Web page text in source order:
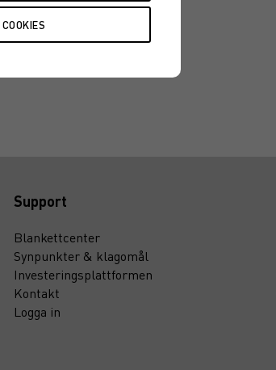
Support
Blankettcenter
Synpunkter & klagomål
Investeringsplattformen
Kontakt
Logga in